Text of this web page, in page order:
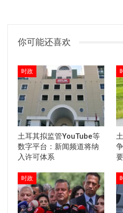
你可能还喜欢
时政
土耳其拟监管YouTube等
数字平台：新闻频道将纳
入许可体系
时政